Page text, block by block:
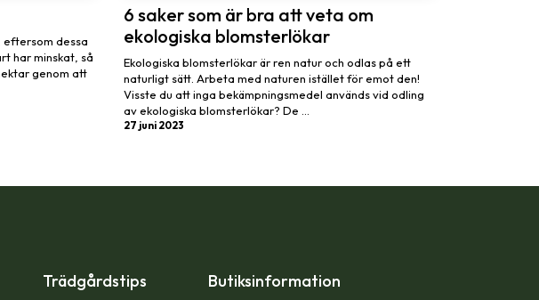
eftersom dessa
har minskat, så
genom att
6 saker som är bra att veta om
ekologiska blomsterlökar
Ekologiska blomsterlökar är ren natur och odlas på ett
naturligt sätt. Arbeta med naturen istället för emot den!
Visste du att inga bekämpningsmedel används vid odling
av ekologiska blomsterlökar? De ...
27 juni 2023
Trädgårdstips Butiksinformation